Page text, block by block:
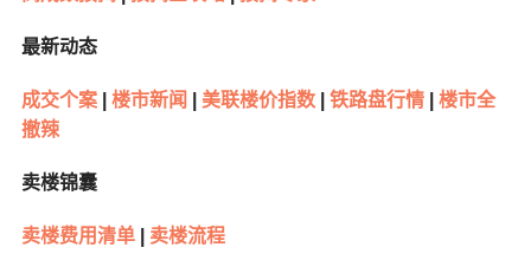
最新动态
成交个案| 楼市新闻 美联楼价指数| 铁路盘行情|
楼市全
撤辣
卖楼锦囊
卖楼费用清单| 卖楼流程